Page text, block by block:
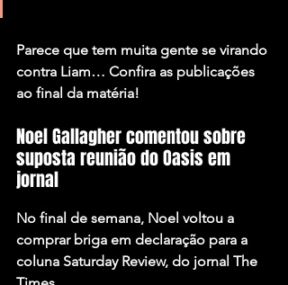
Parece que tem muita gente se virando
contra Liam… Confira as publicações
ao final da matéria!
Noel Gallagher comentou sobre
suposta reunião do Oasis em
jornal
No final de semana, Noel voltou a
comprar briga em declaração para a
coluna Saturday Review, do jornal The